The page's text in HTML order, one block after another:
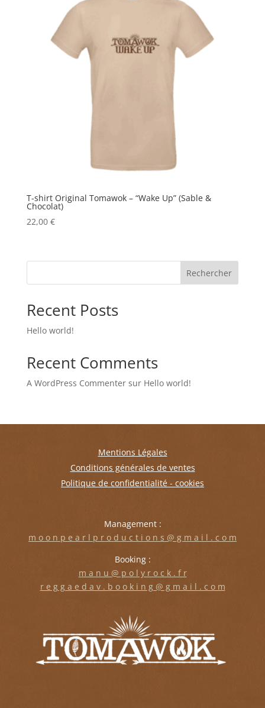
T-shirt Original Tomawok – “Wake Up” (Sable &
Chocolat)
22,00 €
Rechercher
Recent Posts
Hello world!
Recent Comments
A WordPress Commentersur Hello world!
Mentions Légales
Conditions générales de ventes
Politique de confidentialité - cookies
Management :
m o o n p e a r l p r o d u c t i o n s @ g m a i l . c o m
Booking :
m a n u @ p o l y r o c k . f r
r e g g a e d a v . b o o k i n g @ g m a i l . c o m